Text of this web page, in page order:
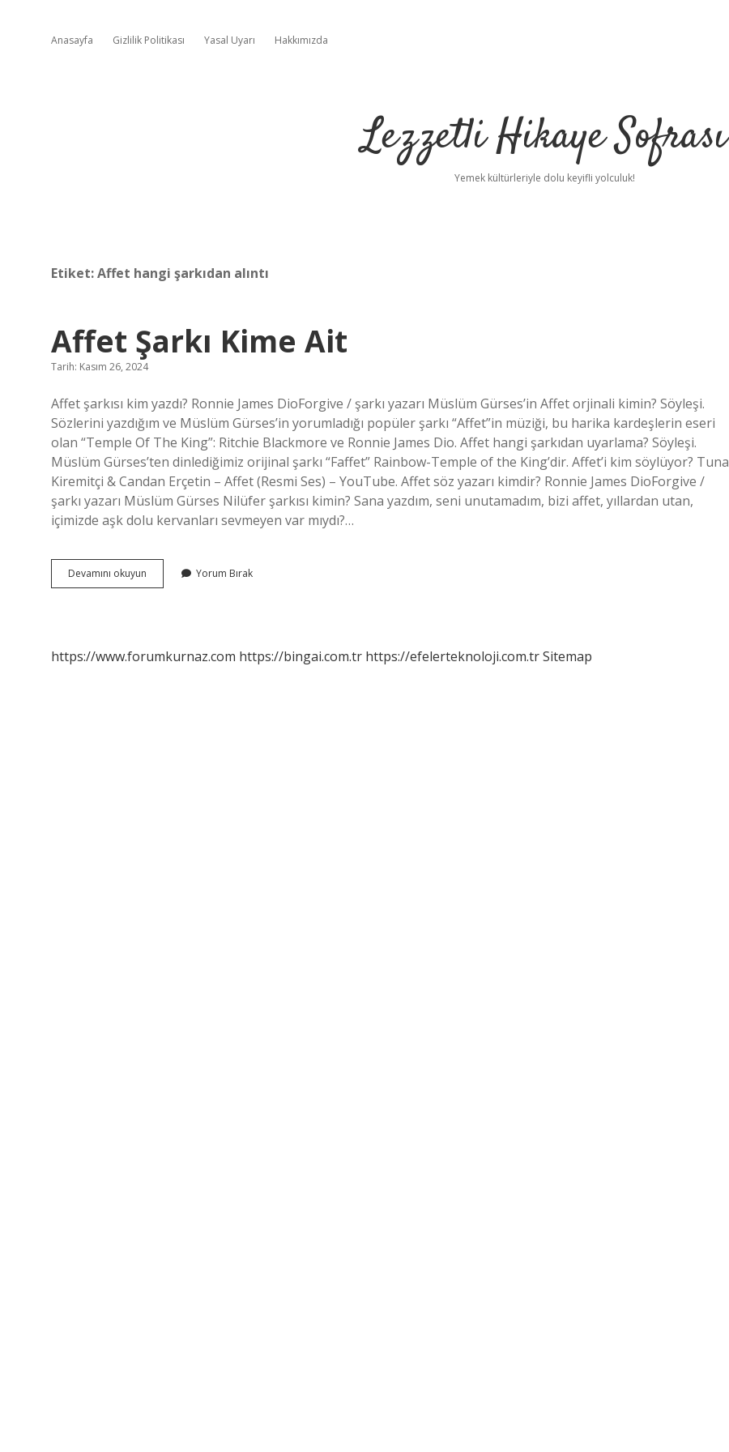
Anasayfa Gizlilik Politikası Yasal Uyarı Hakkımızda
Lezzetli Hikaye Sofrası
Yemek kültürleriyle dolu keyifli yolculuk!
Etiket:Affet hangi şarkıdan alıntı
Affet Şarkı Kime Ait
Tarih: Kasım 26, 2024
Affet şarkısı kim yazdı? Ronnie James DioForgive / şarkı yazarı Müslüm Gürses’in Affet orjinali kimin? Söyleşi.
Sözlerini yazdığım ve Müslüm Gürses’in yorumladığı popüler şarkı “Affet”in müziği, bu harika kardeşlerin eseri
olan “Temple Of The King”: Ritchie Blackmore ve Ronnie James Dio. Affet hangi şarkıdan uyarlama? Söyleşi.
Müslüm Gürses’ten dinlediğimiz orijinal şarkı “Faffet” Rainbow-Temple of the King’dir. Affet’i kim söylüyor? Tuna
Kiremitçi & Candan Erçetin – Affet (Resmi Ses) – YouTube. Affet söz yazarı kimdir? Ronnie James DioForgive /
şarkı yazarı Müslüm Gürses Nilüfer şarkısı kimin? Sana yazdım, seni unutamadım, bizi affet, yıllardan utan,
içimizde aşk dolu kervanları sevmeyen var mıydı?…
Devamını okuyun
Şarkı
Yorum Bırak
https://www.forumkurnaz.com https://bingai.com.tr https://efelerteknoloji.com.trSitemap